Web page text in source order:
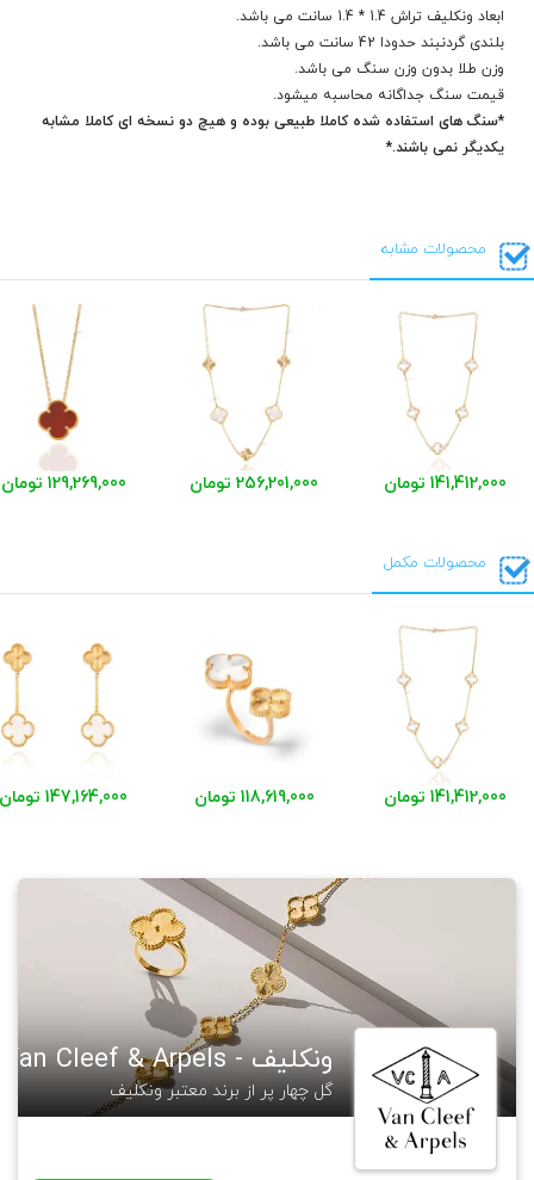
ابعاد ونکلیف تراش 1.4 * 1.4 سانت می باشد.
بلندی گردنبند حدودا 42 سانت می باشد.
وزن طلا بدون وزن سنگ می باشد.
قیمت سنگ جداگانه محاسبه میشود.
*سنگ های استفاده شده کاملا طبیعی بوده و هیچ دو نسخه ای کاملا مشابه
یکدیگر نمی باشند.*
محصولات مشابه
141,412,000 تومان 256,201,000 تومان 129,269,000 تومان
محصولات مکمل
141,412,000 تومان 118,619,000 تومان 147,164,000 تومان
ونکلیف - Van Cleef & Arpels
گل چهار پر از برند معتبر ونکلیف